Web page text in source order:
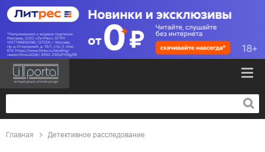
Главная Детективное расследование